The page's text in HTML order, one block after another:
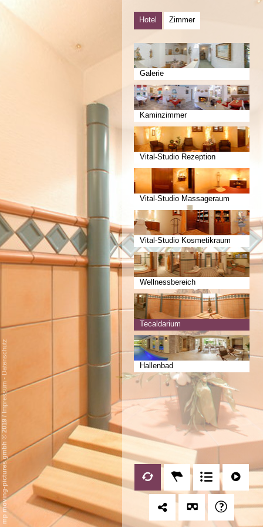
Hotel Zimmer
Galerie
Kaminzimmer
Vital-Studio Rezeption
Vital-Studio Massageraum
Vital-Studio Kosmetikraum
Wellnessbereich
Tecaldarium
Hallenbad
mp moving-pictures gmbh © 2019
/
Impressum
-
Datenschutz